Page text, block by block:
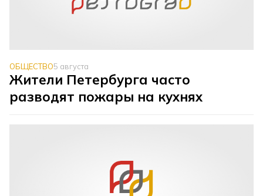
ОБЩЕСТВО5 августа
Жители Петербурга часто
разводят пожары на кухнях